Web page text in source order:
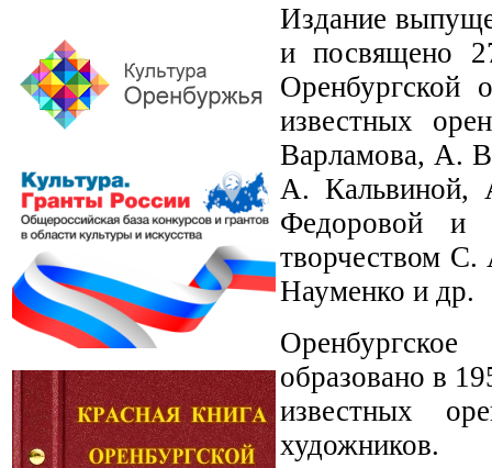
Издание
и посвящено
известных
Варламова, А.
А.
Федоровой и
творчеством
Науменко и др.
образовано в
известных
художников.